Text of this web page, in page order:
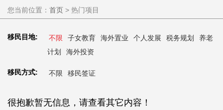
您当前位置： 首页 > 热门项目
移民目地: 不限 子女教育 海外置业 个人发展 税务规划
养老
计划
海外投资
移民方式: 不限 移民签证
很抱歉暂无信息，请查看其它内容！